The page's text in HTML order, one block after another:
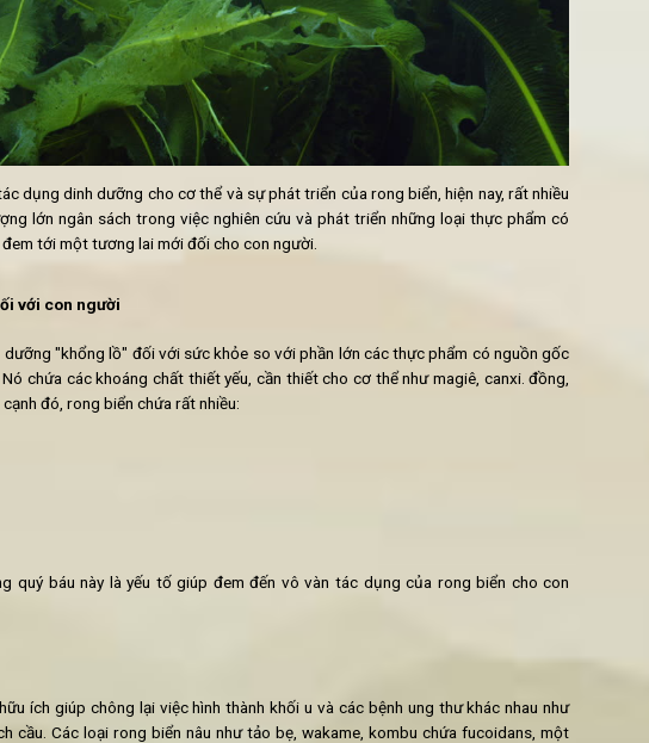
thế giới là biển - môi trường phát triển của rong biển, có thể nói, đây chính
người trong tương lai. Đặc biệt, các nghiên cứu gần đây đã chỉ ra rằng, các
biển đóng một vai trò không nhỏ trong sự phát triển và tiến hóa của
nay.
việt và tác dụng dinh dưỡng cho cơ thể và sự phát triển của rong biển, hiện
chi lượng lớn ngân sách trong việc nghiên cứu và phát triển những loại